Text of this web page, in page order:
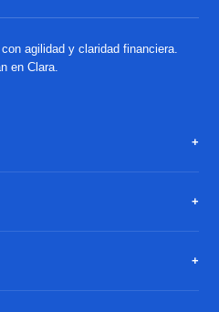
agilidad y claridad financiera.
en Clara.